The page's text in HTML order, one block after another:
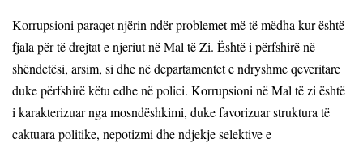
Korrupsioni paraqet njërin ndër problemet më të mëdha kur është
fjala për të drejtat e njeriut në Mal të Zi. Është i përfshirë në
shëndetësi, arsim, si dhe në departamentet e ndryshme qeveritare
duke përfshirë këtu edhe në polici. Korrupsioni në Mal të zi është
i karakterizuar nga mosndëshkimi, duke favorizuar struktura të
caktuara politike, nepotizmi dhe ndjekje selektive e